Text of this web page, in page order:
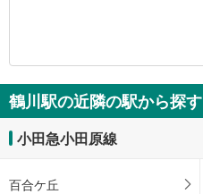
鶴川駅の近隣の駅から探す
小田急小田原線
百合ケ丘